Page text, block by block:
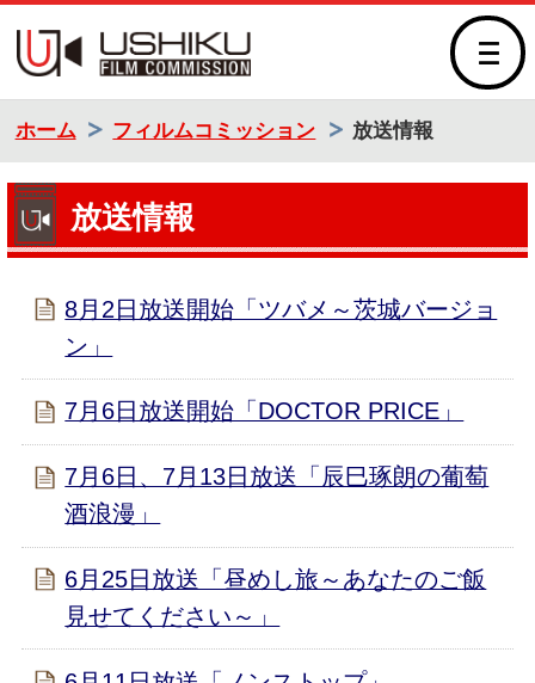
牛久市フィルムコミッシ
ホーム フィルムコミッション 放送情報
放送情報
8月2日放送開始「ツバメ～茨城バージョ
ン」
7月6日放送開始「DOCTOR PRICE」
7月6日、7月13日放送「辰巳琢朗の葡萄
酒浪漫」
6月25日放送「昼めし旅～あなたのご飯
見せてください～」